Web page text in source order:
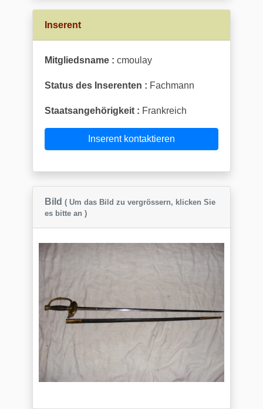
Inserent
Mitgliedsname : cmoulay
Status des Inserenten : Fachmann
Staatsangehörigkeit : Frankreich
Inserent kontaktieren
Bild ( Um das Bild zu vergrössern, klicken Sie
es bitte an )